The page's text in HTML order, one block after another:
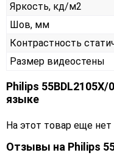
Яркость, кд/м2
Шов, мм
Контрастность
Размер видеостены
Philips
языке
На этот товар еще
Отзывы на Philips